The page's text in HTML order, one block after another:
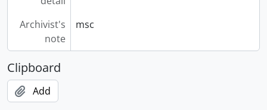
Archivist's
note
msc
Clipboard
Add